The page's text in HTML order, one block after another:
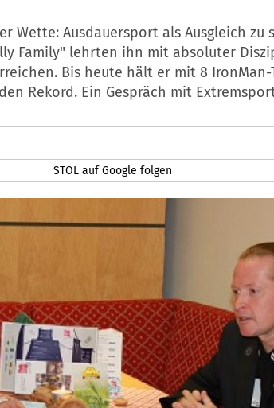
Wette: Ausdauersport als Ausgleich zu
Family" lehrten ihn mit absoluter
Bis heute hält er mit 8
Rekord. Ein Gespräch mit
STOL auf Google folgen